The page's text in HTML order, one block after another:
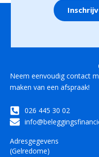
Neem eenvoudig contact
maken van een afspraak!
026 445 30 02
Adresgegevens
(Gelredome)